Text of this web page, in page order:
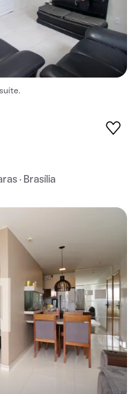
· Brasília